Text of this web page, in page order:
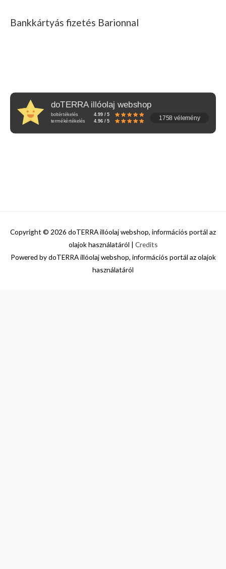
Bankkártyás fizetés Barionnal
doTERRA illóolaj webshop
boltértékelés
4.99 / 5
termékértékelés
4.96 / 5 1758 vélemény
Copyright © 2026 doTERRA illóolaj webshop, információs portál az
olajok használatáról | Credits
Powered bydoTERRA illóolaj webshop, információs portál az olajok
használatáról